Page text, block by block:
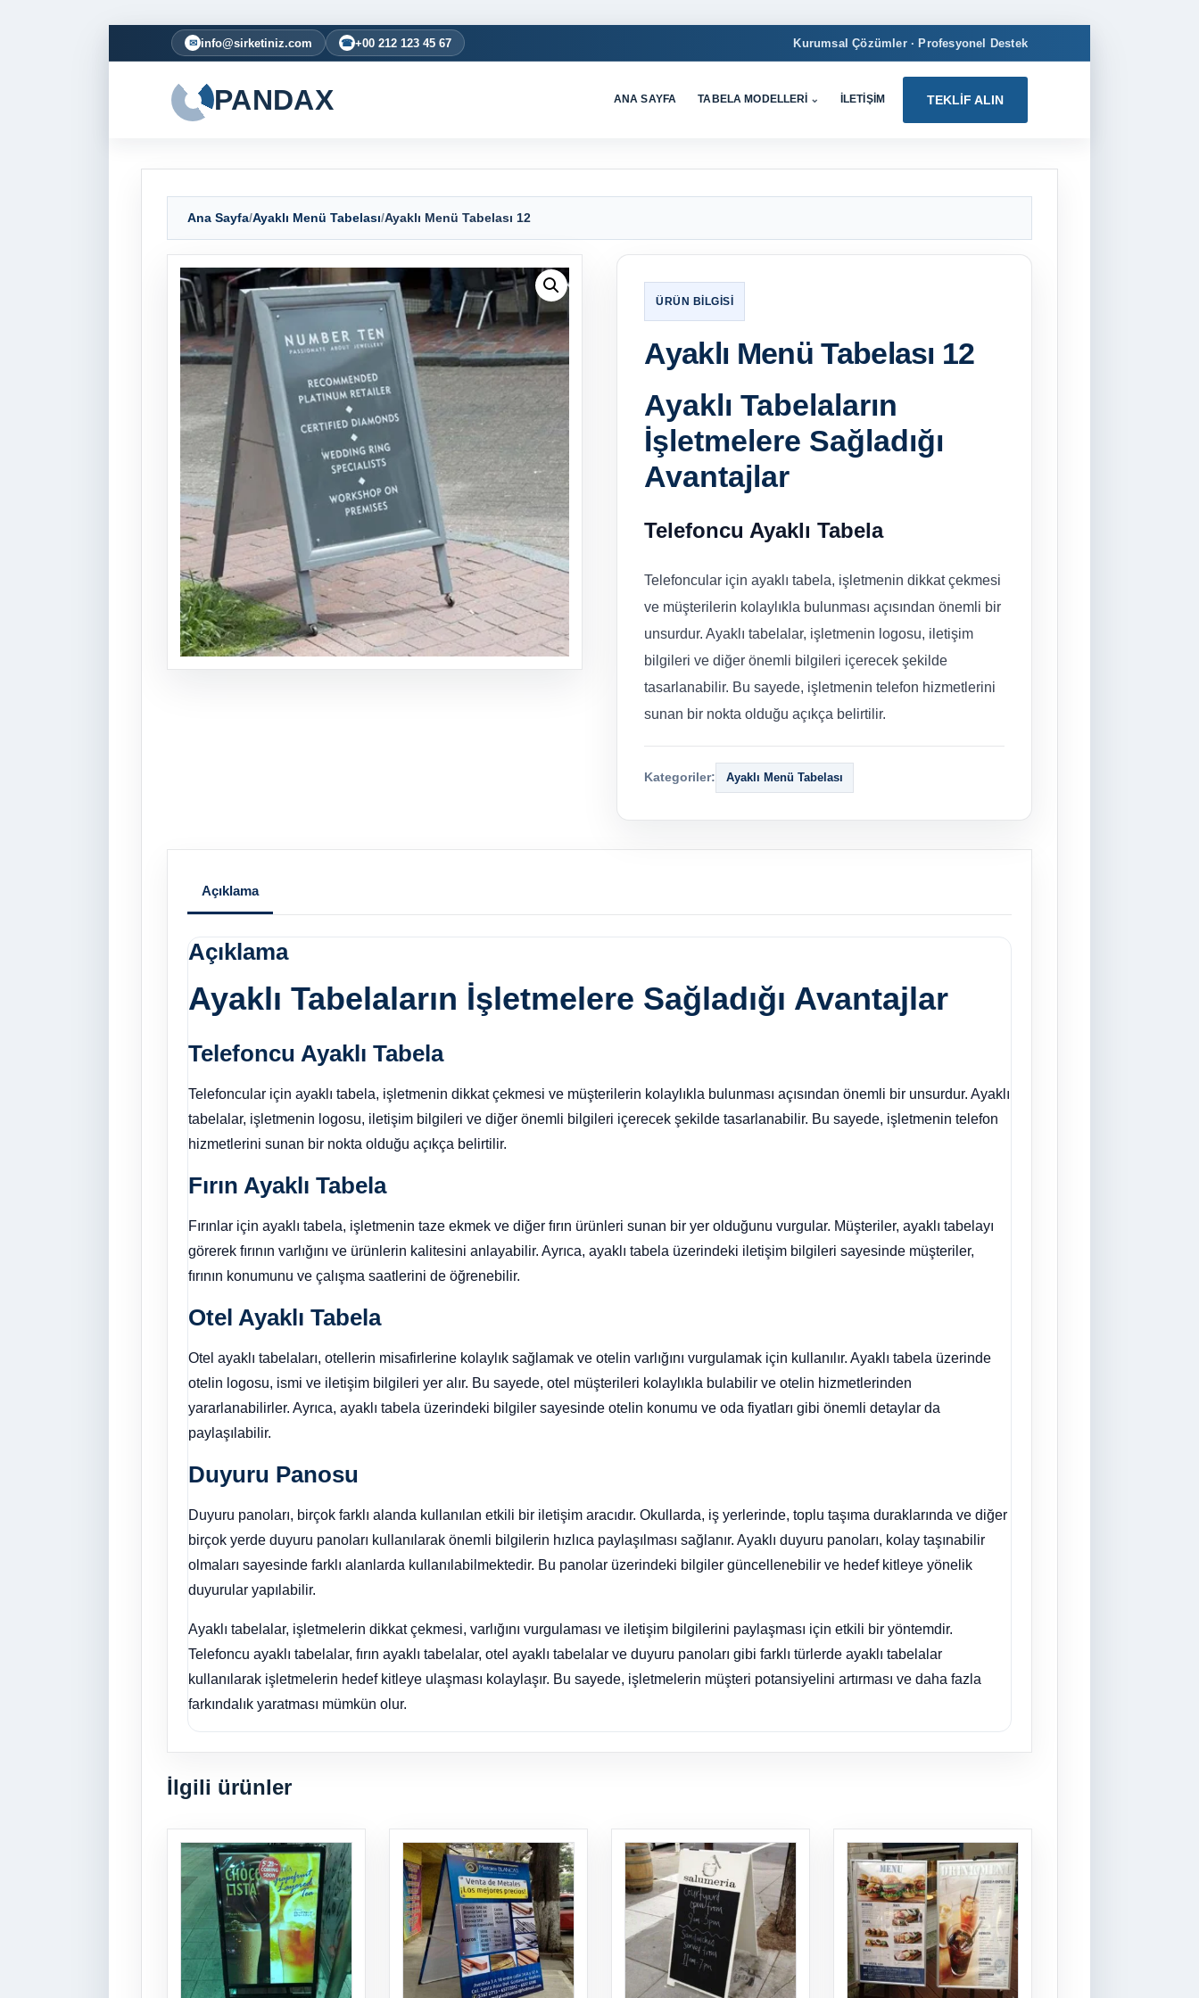
✉ info@sirketiniz.com ☎+00 212 123 45 67 Kurumsal Çözümler · Profesyonel Destek
PANDAX ANA SAYFA TABELA MODELLERI ⌄ İLETIŞIM TEKLIF ALIN
Ana Sayfa/Ayaklı Menü Tabelası/Ayaklı Menü Tabelası 12
Ayaklı Menü Tabelası 12
Ayaklı Tabelaların
İşletmelere Sağladığı
Avantajlar
Telefoncu Ayaklı Tabela
Telefoncular için ayaklı tabela, işletmenin dikkat çekmesi
ve müşterilerin kolaylıkla bulunması açısından önemli bir
unsurdur. Ayaklı tabelalar, işletmenin logosu, iletişim
bilgileri ve diğer önemli bilgileri içerecek şekilde
tasarlanabilir. Bu sayede, işletmenin telefon hizmetlerini
sunan bir nokta olduğu açıkça belirtilir.
Kategoriler: Ayaklı Menü Tabelası
Açıklama
Açıklama
Ayaklı Tabelaların İşletmelere Sağladığı Avantajlar
Telefoncu Ayaklı Tabela
Telefoncular için ayaklı tabela, işletmenin dikkat çekmesi ve müşterilerin kolaylıkla bulunması açısından önemli bir unsurdur. Ayaklı
tabelalar, işletmenin logosu, iletişim bilgileri ve diğer önemli bilgileri içerecek şekilde tasarlanabilir. Bu sayede, işletmenin telefon
hizmetlerini sunan bir nokta olduğu açıkça belirtilir.
Fırın Ayaklı Tabela
Fırınlar için ayaklı tabela, işletmenin taze ekmek ve diğer fırın ürünleri sunan bir yer olduğunu vurgular. Müşteriler, ayaklı tabelayı
görerek fırının varlığını ve ürünlerin kalitesini anlayabilir. Ayrıca, ayaklı tabela üzerindeki iletişim bilgileri sayesinde müşteriler,
fırının konumunu ve çalışma saatlerini de öğrenebilir.
Otel Ayaklı Tabela
Otel ayaklı tabelaları, otellerin misafirlerine kolaylık sağlamak ve otelin varlığını vurgulamak için kullanılır. Ayaklı tabela üzerinde
otelin logosu, ismi ve iletişim bilgileri yer alır. Bu sayede, otel müşterileri kolaylıkla bulabilir ve otelin hizmetlerinden
yararlanabilirler. Ayrıca, ayaklı tabela üzerindeki bilgiler sayesinde otelin konumu ve oda fiyatları gibi önemli detaylar da
paylaşılabilir.
Duyuru Panosu
Duyuru panoları, birçok farklı alanda kullanılan etkili bir iletişim aracıdır. Okullarda, iş yerlerinde, toplu taşıma duraklarında ve diğer
birçok yerde duyuru panoları kullanılarak önemli bilgilerin hızlıca paylaşılması sağlanır. Ayaklı duyuru panoları, kolay taşınabilir
olmaları sayesinde farklı alanlarda kullanılabilmektedir. Bu panolar üzerindeki bilgiler güncellenebilir ve hedef kitleye yönelik
duyurular yapılabilir.
Ayaklı tabelalar, işletmelerin dikkat çekmesi, varlığını vurgulaması ve iletişim bilgilerini paylaşması için etkili bir yöntemdir.
Telefoncu ayaklı tabelalar, fırın ayaklı tabelalar, otel ayaklı tabelalar ve duyuru panoları gibi farklı türlerde ayaklı tabelalar
kullanılarak işletmelerin hedef kitleye ulaşması kolaylaşır. Bu sayede, işletmelerin müşteri potansiyelini artırması ve daha fazla
farkındalık yaratması mümkün olur.
İlgili ürünler